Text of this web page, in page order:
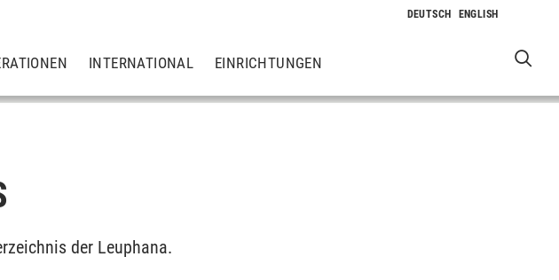
INTERNATIONAL EINRICHTUNGEN
der Leuphana.